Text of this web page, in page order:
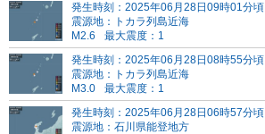
発生時刻：2025年06月28日09時01分頃
震源地：トカラ列島近海
M2.6
最大震度：1
発生時刻：2025年06月28日08時55分頃
震源地：トカラ列島近海
M3.0
最大震度：1
発生時刻：2025年06月28日06時57分頃
震源地：石川県能登地方